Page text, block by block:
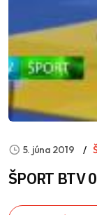
5. júna 2019
ŠPORT BTV